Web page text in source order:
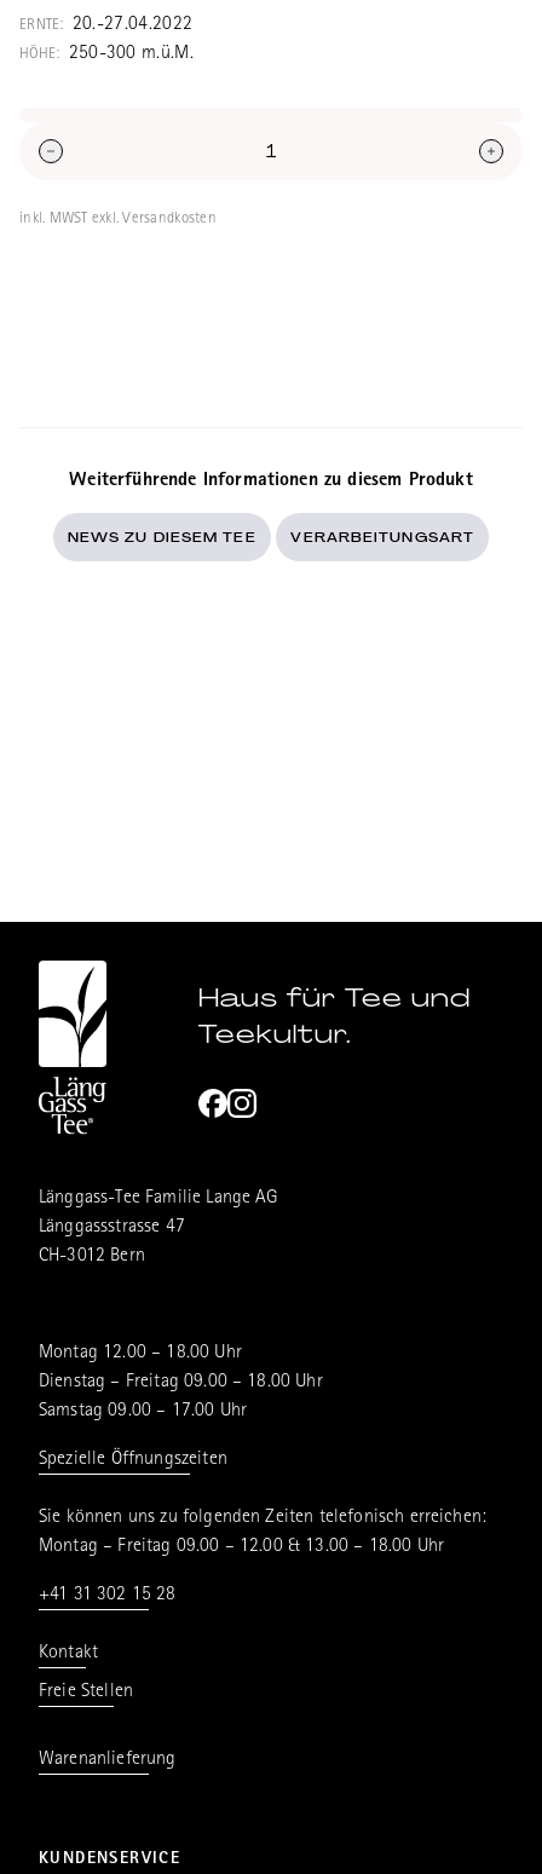
Tama Ryokucha. Der Tee wurden vor dem
Pflücken über 10 Tage direkt auf den
ERNTE: 20.-27.04.2022
HÖHE: 250-300 m.ü.M.
inkl. MWST exkl. Versandkosten
Weiterführende Informationen zu diesem Produkt
NEWS ZU DIESEM TEE VERARBEITUNGSART
Haus für Tee und
Teekultur.
Länggass-Tee Familie Lange AG
Länggassstrasse 47
CH-3012 Bern
Montag 12.00 – 18.00 Uhr
Dienstag – Freitag 09.00 – 18.00 Uhr
Samstag 09.00 – 17.00 Uhr
Spezielle Öffnungszeiten
Sie können uns zu folgenden Zeiten telefonisch erreichen:
Montag – Freitag 09.00 – 12.00 & 13.00 – 18.00 Uhr
+41 31 302 15 28
Kontakt
Freie Stellen
Warenanlieferung
KUNDENSERVICE